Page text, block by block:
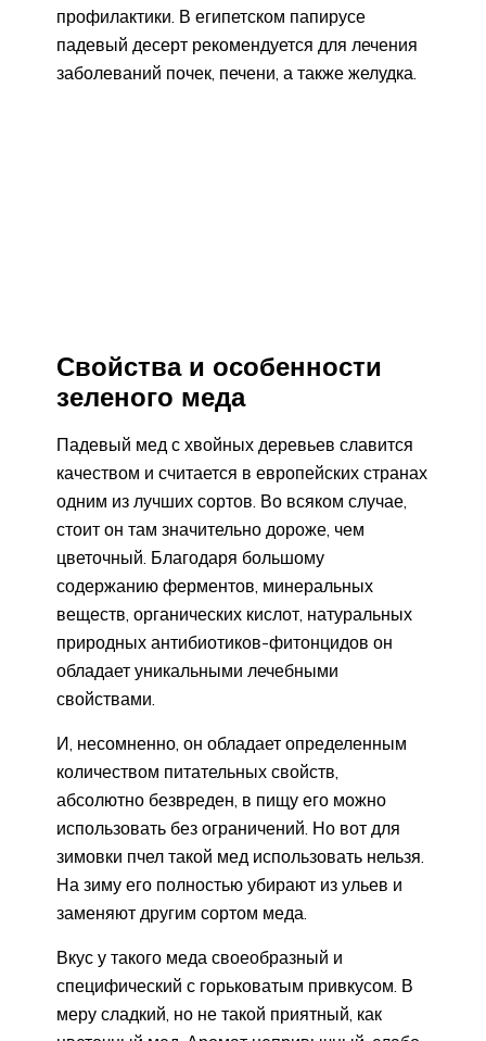
профилактики. В египетском папирусе
падевый десерт рекомендуется для лечения
заболеваний почек, печени, а также желудка.
Свойства и особенности
зеленого меда
Падевый мед с хвойных деревьев славится
качеством и считается в европейских странах
одним из лучших сортов. Во всяком случае,
стоит он там значительно дороже, чем
цветочный. Благодаря большому
содержанию ферментов, минеральных
веществ, органических кислот, натуральных
природных антибиотиков-фитонцидов он
обладает уникальными лечебными
свойствами.
И, несомненно, он обладает определенным
количеством питательных свойств,
абсолютно безвреден, в пищу его можно
использовать без ограничений. Но вот для
зимовки пчел такой мед использовать нельзя.
На зиму его полностью убирают из ульев и
заменяют другим сортом меда.
Вкус у такого меда своеобразный и
специфический с горьковатым привкусом. В
меру сладкий, но не такой приятный, как